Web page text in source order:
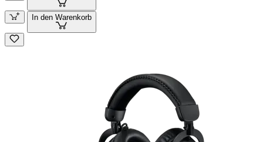
In den Warenkorb